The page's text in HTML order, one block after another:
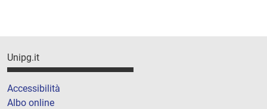
Unipg.it
Accessibilità
Albo online